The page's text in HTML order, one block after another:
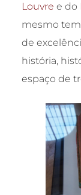
Louvre e do
mesmo
de
história,
espaço de